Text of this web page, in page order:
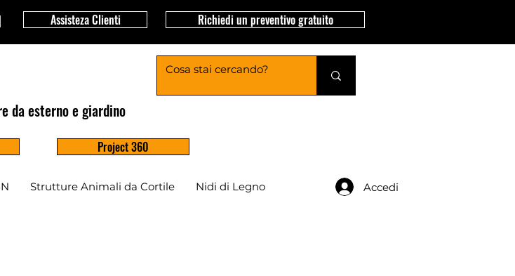
Assisteza Clienti Richiedi un preventivo gratuito
da esterno e giardino
Project 360
Strutture Animali da Cortile Nidi di Legno Accedi